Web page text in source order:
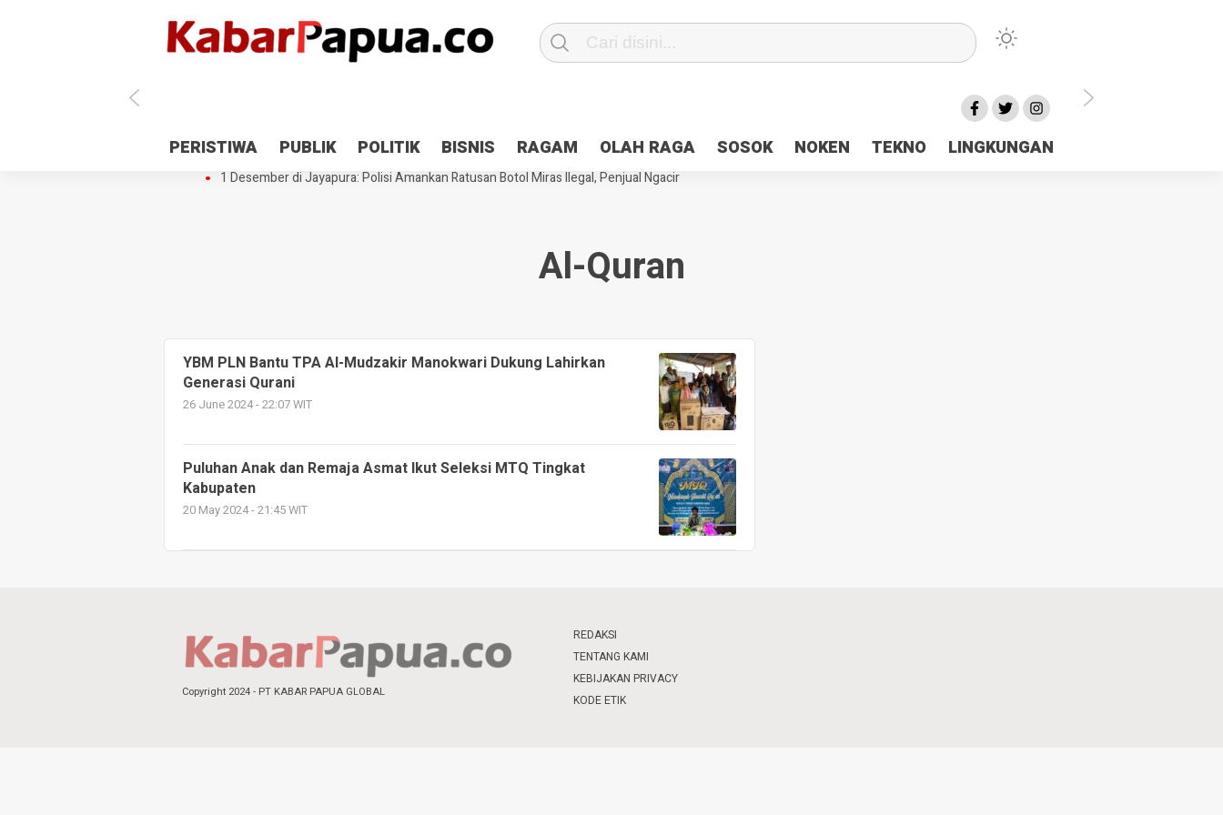
PERISTIWA PUBLIK POLITIK BISNIS RAGAM OLAH RAGA SOSOK NOKEN TEKNO LINGKUNGAN
Antisipasi 1 Desember, TNI Polri Patroli 2×24 jam di Kota Jayapura
Pesan Sejuk Polri di Deklarasi Pemilu Ceria Tanah Papua
Gedung Perpustakaan SMPN 5 Sentani Terbakar
Hibah Pilkada Jayapura Cair 10 Persen, Deposit Kas Daerah Rp23 Miliar Disorot
1 Desember di Jayapura: Polisi Amankan Ratusan Botol Miras Ilegal, Penjual Ngacir
Al-Quran
YBM PLN Bantu TPA Al-Mudzakir Manokwari Dukung Lahirkan
Generasi Qurani
26 June 2024 - 22:07 WIT
Puluhan Anak dan Remaja Asmat Ikut Seleksi MTQ Tingkat
Kabupaten
20 May 2024 - 21:45 WIT
Copyright 2024 - PT KABAR PAPUA GLOBAL
REDAKSI
TENTANG KAMI
KEBIJAKAN PRIVACY
KODE ETIK